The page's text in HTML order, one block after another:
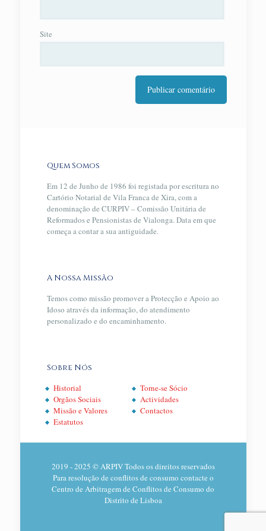
Site
Quem Somos
Em 12 de Junho de 1986 foi registada por escritura no
Cartório Notarial de Vila Franca de Xira, com a
denominação de CURPIV – Comissão Unitária de
Reformados e Pensionistas de Vialonga. Data em que
começa a contar a sua antiguidade.
A Nossa Missão
Temos como missão promover a Protecção e Apoio ao
Idoso através da informação, do atendimento
personalizado e do encaminhamento.
Sobre Nós
Historial
Orgãos Sociais
Missão e Valores
Estatutos
Torne-se Sócio
Actividades
Contactos
2019 - 2025 © ARPIV Todos os direitos reservados
Para resolução de conflitos de consumo contacte o
Centro de Arbitragem de Conflitos de Consumo do
Distrito de Lisboa